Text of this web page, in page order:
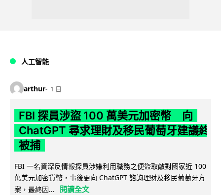
人工智能
arthur 1 日
FBI 探員涉盜 100 萬美元加密幣 向
ChatGPT 尋求理財及移民葡萄牙建議終
被捕
FBI 一名資深反情報探員涉嫌利用職務之便盜取敵對國家近 100
萬美元加密貨幣，事後更向 ChatGPT 諮詢理財及移民葡萄牙方
案，最終因...
閱讀全文